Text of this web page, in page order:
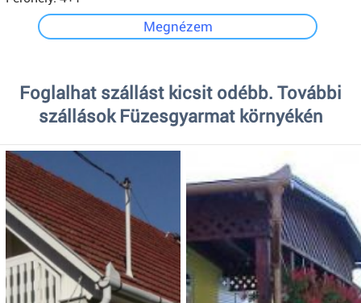
Megnézem
Foglalhat szállást kicsit odébb. További
szállások Füzesgyarmat környékén